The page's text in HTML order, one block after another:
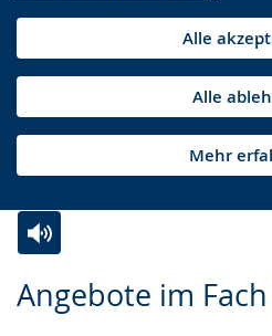
Alle
Alle
Mehr
Angebote im
Leichten
Audio-
Video